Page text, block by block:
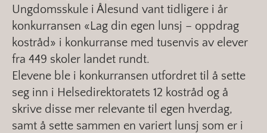
Ungdomsskule i Ålesund vant tidligere i år
konkurransen «Lag din egen lunsj – oppdrag
kostråd» i konkurranse med tusenvis av elever
fra 449 skoler landet rundt.
Elevene ble i konkurransen utfordret til å sette
seg inn i Helsedirektoratets 12 kostråd og å
skrive disse mer relevante til egen hverdag,
samt å sette sammen en variert lunsj som er i